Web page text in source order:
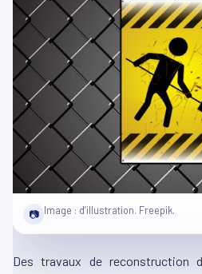
📷 Image : d’illustration. Freepik.
Des travaux de reconstruction